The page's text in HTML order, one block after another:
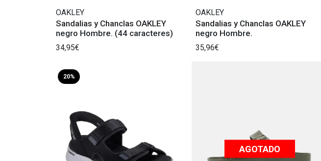
OAKLEY
Sandalias y Chanclas OAKLEY
negro Hombre. (44 caracteres)
34,95€
OAKLEY
Sandalias y Chanclas OAKLEY
negro Hombre.
35,96€
20%
AGOTADO